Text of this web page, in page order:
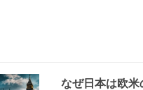
なぜ日本は欧